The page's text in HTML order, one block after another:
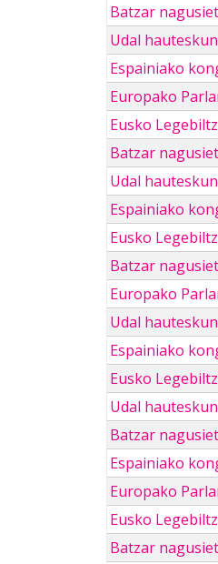
Batzar
Udal
Espainiako
Europako
Eusko
Batzar
Udal
Espainiako
Eusko
Batzar
Europako
Udal
Espainiako
Eusko
Udal
Batzar
Espainiako
Europako
Eusko
Batzar